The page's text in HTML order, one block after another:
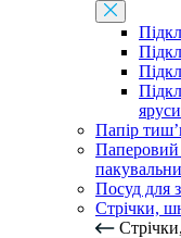
яруси
Папір
Паперовий
Посуд для
Стрічки,